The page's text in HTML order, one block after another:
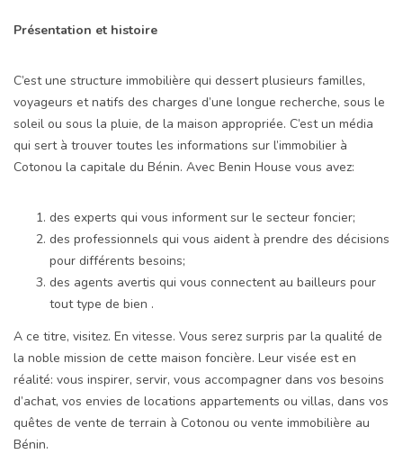
Présentation et histoire
C’est une structure immobilière qui dessert plusieurs familles,
voyageurs et natifs des charges d’une longue recherche, sous le
soleil ou sous la pluie, de la maison appropriée. C’est un média
qui sert à trouver toutes les informations sur l’immobilier à
Cotonou la capitale du Bénin. Avec Benin House vous avez:
des experts qui vous informent sur le secteur foncier;
des professionnels qui vous aident à prendre des décisions
pour différents besoins;
des agents avertis qui vous connectent au bailleurs pour
tout type de bien .
A ce titre, visitez. En vitesse. Vous serez surpris par la qualité de
la noble mission de cette maison foncière. Leur visée est en
réalité: vous inspirer, servir, vous accompagner dans vos besoins
d’achat, vos envies de locations appartements ou villas, dans vos
quêtes de vente de terrain à Cotonou ou vente immobilière au
Bénin.